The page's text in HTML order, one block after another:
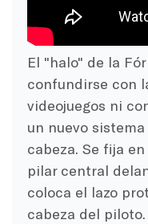
El "halo" de la
confundirse con
videojuegos ni
un nuevo
cabeza. Se fija
pilar central
coloca el lazo
cabeza del